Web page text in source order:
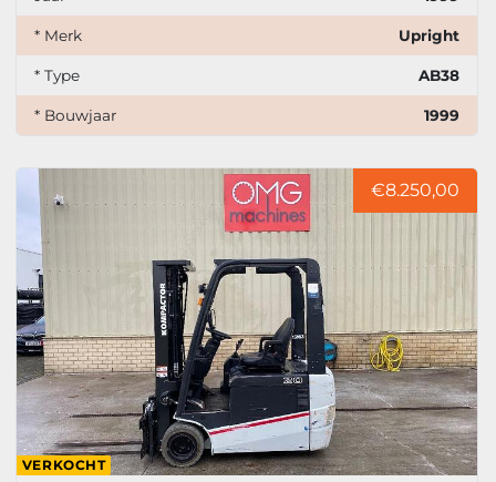
* Merk Upright
* Type AB38
* Bouwjaar 1999
€8.250,00
VERKOCHT